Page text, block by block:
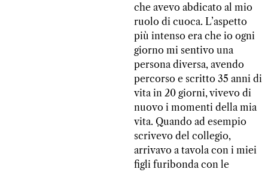
che avevo abdicato al mio
ruolo di cuoca. L’aspetto
più intenso era che io ogni
giorno mi sentivo una
persona diversa, avendo
percorso e scritto 35 anni di
vita in 20 giorni, vivevo di
nuovo i momenti della mia
vita. Quando ad esempio
scrivevo del collegio,
arrivavo a tavola con i miei
figli furibonda con le